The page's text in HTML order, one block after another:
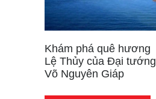
Khám phá quê hương
Lệ Thủy của Đại tướng
Võ Nguyên Giáp